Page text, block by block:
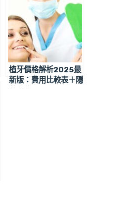
植牙價格解析2025最
新版：費用比較表＋隱